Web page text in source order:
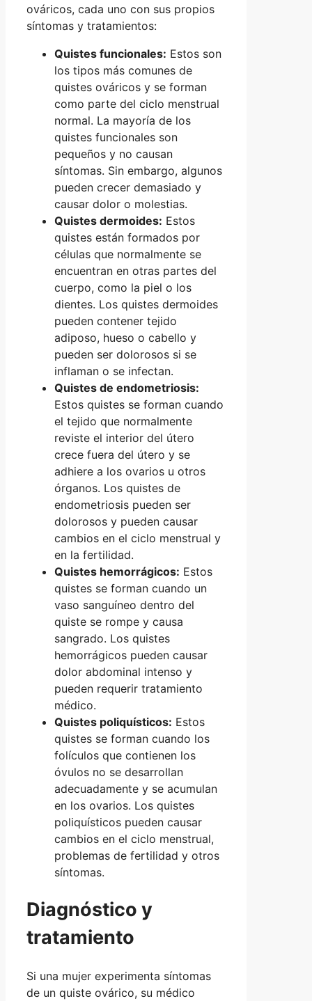
ováricos, cada uno con sus propios
síntomas y tratamientos:
Quistes funcionales: Estos son
los tipos más comunes de
quistes ováricos y se forman
como parte del ciclo menstrual
normal. La mayoría de los
quistes funcionales son
pequeños y no causan
síntomas. Sin embargo, algunos
pueden crecer demasiado y
causar dolor o molestias.
Quistes dermoides: Estos
quistes están formados por
células que normalmente se
encuentran en otras partes del
cuerpo, como la piel o los
dientes. Los quistes dermoides
pueden contener tejido
adiposo, hueso o cabello y
pueden ser dolorosos si se
inflaman o se infectan.
Quistes de endometriosis:
Estos quistes se forman cuando
el tejido que normalmente
reviste el interior del útero
crece fuera del útero y se
adhiere a los ovarios u otros
órganos. Los quistes de
endometriosis pueden ser
dolorosos y pueden causar
cambios en el ciclo menstrual y
en la fertilidad.
Quistes hemorrágicos: Estos
quistes se forman cuando un
vaso sanguíneo dentro del
quiste se rompe y causa
sangrado. Los quistes
hemorrágicos pueden causar
dolor abdominal intenso y
pueden requerir tratamiento
médico.
Quistes poliquísticos: Estos
quistes se forman cuando los
folículos que contienen los
óvulos no se desarrollan
adecuadamente y se acumulan
en los ovarios. Los quistes
poliquísticos pueden causar
cambios en el ciclo menstrual,
problemas de fertilidad y otros
síntomas.
Diagnóstico y
tratamiento
Si una mujer experimenta síntomas
de un quiste ovárico, su médico